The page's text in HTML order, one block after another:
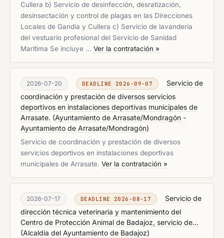
Cullera b) Servicio de desinfección, desratización,
desinsectación y control de plagas en las Direcciones
Locales de Gandia y Cullera c) Servicio de lavandería
del vestuario profesional del Servicio de Sanidad
Marítima Se incluye … Ver la contratación »
2026-07-20 DEADLINE 2026-09-07
Servicio de
coordinación y prestación de diversos servicios
deportivos en instalaciones deportivas municipales de
Arrasate. (Ayuntamiento de Arrasate/Mondragón -
Ayuntamiento de Arrasate/Mondragón)
Servicio de coordinación y prestación de diversos
servicios deportivos en instalaciones deportivas
municipales de Arrasate. Ver la contratación »
2026-07-17 DEADLINE 2026-08-17
Servicio de
dirección técnica veterinaria y mantenimiento del
Centro de Protección Animal de Badajoz, servicio de...
(Alcaldía del Ayuntamiento de Badajoz)